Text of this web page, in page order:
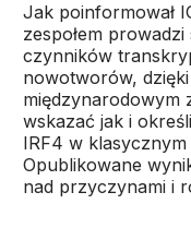
Jak poinformował
zespołem
czynników
nowotworów,
międzynarodowym
wskazać jak i
IRF4 w klasycznym
Opublikowane
nad przyczynami i